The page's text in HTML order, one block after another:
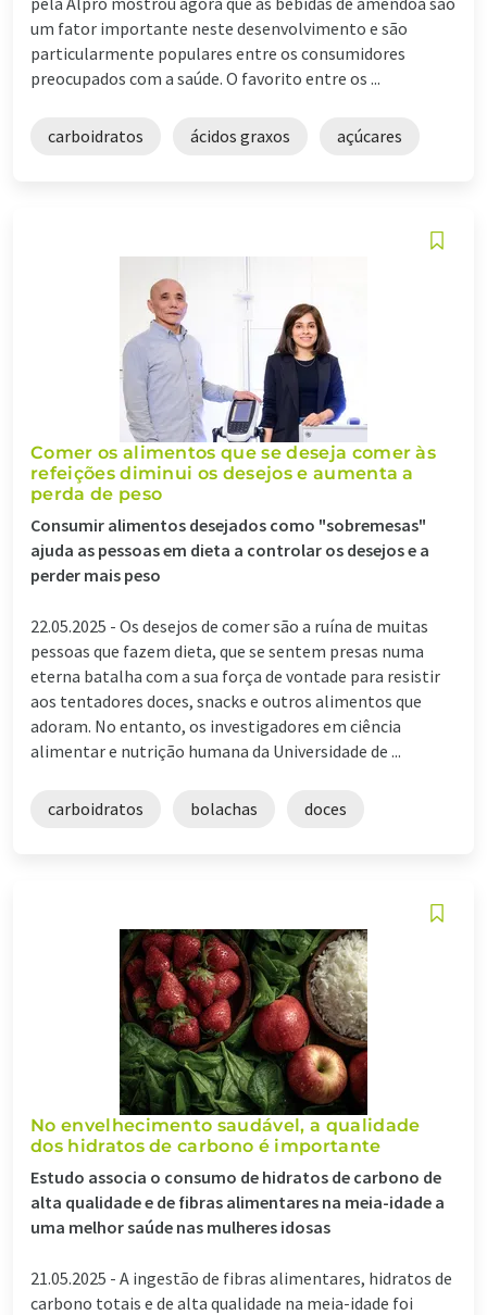
um fator importante neste desenvolvimento e são
particularmente populares entre os consumidores
preocupados com a saúde. O favorito entre os ...
carboidratos ácidos graxos açúcares
Comer os alimentos que se deseja comer às
refeições diminui os desejos e aumenta a
perda de peso
Consumir alimentos desejados como "sobremesas"
ajuda as pessoas em dieta a controlar os desejos e a
perder mais peso
22.05.2025 - Os desejos de comer são a ruína de muitas
pessoas que fazem dieta, que se sentem presas numa
eterna batalha com a sua força de vontade para resistir
aos tentadores doces, snacks e outros alimentos que
adoram. No entanto, os investigadores em ciência
alimentar e nutrição humana da Universidade de ...
carboidratos bolachas doces
No envelhecimento saudável, a qualidade
dos hidratos de carbono é importante
Estudo associa o consumo de hidratos de carbono de
alta qualidade e de fibras alimentares na meia-idade a
uma melhor saúde nas mulheres idosas
21.05.2025 - A ingestão de fibras alimentares, hidratos de
carbono totais e de alta qualidade na meia-idade foi